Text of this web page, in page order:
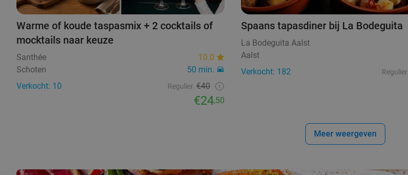
Warme of koude taspasmix + 2 cocktails of
mocktails naar keuze
Santhée
10.0
Schoten
50 min.
Verkocht: 10
Regulier €40
€24,50
Spaans tapasdiner bij La Bodeguita
La Bodeguita Aalst
Aalst
Verkocht: 182
Regulier
Meer weergeven